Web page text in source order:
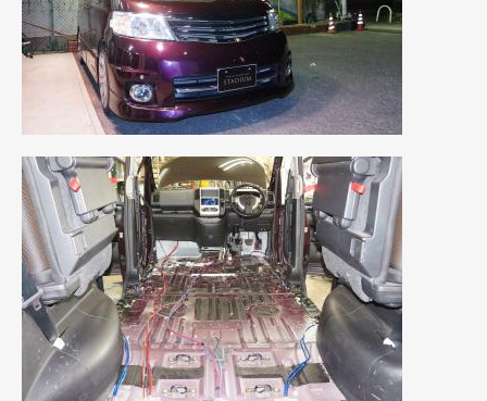
2023年9月(1)
2023年8月(2)
2023年4月(1)
2022年12月(1)
2022年10月(2)
2022年8月(1)
2022年4月(2)
2022年1月(3)
2021年12月(2)